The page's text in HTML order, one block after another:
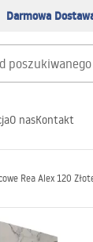
Darmowa
O nasKontakt
Rea Alex 120